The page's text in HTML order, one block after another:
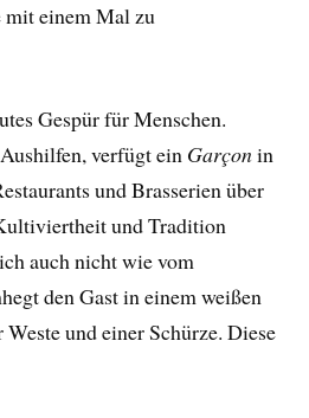
einem Mal zu
Gespür für Menschen.
verfügt ein Garçonin
und Brasserien über
und Tradition
auch nicht wie vom
den Gast in einem weißen
und einer Schürze. Diese